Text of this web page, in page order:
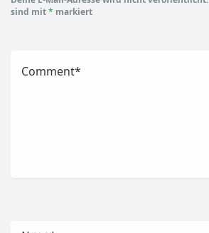
sind mit* markiert